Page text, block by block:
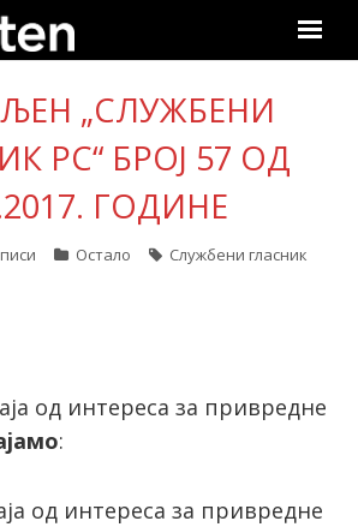
„СЛУЖБЕНИ
РС“ БРОЈ 57 ОД
ГОДИНЕ
Остало Службени гласник
од интереса за привредне
:
од интереса за привредне